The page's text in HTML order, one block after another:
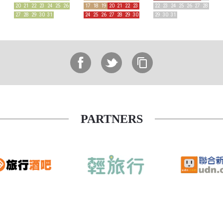
20
21 22 23 24 25
26
27
28 29 30 31
17
18 19 20 21 22
23
24
25 26 27 28 29 30
22
23 24 25 26 27
28
29 30 31
PARTNERS